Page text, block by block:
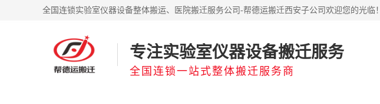
全国连锁实验室仪器设备整体搬运、医院搬迁服务公司-帮德运搬迁西安子公司欢迎您的光临！
专注实验室仪器设备搬迁服务
全国连锁一站式整体搬迁服务商